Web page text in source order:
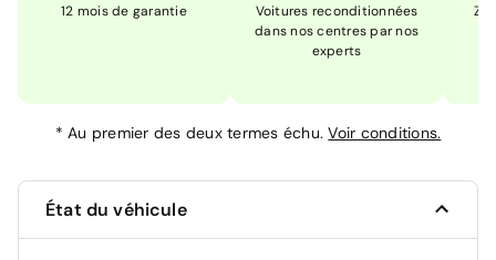
12 mois de garantie
Voitures reconditionnées
dans nos centres par nos
experts
*Au premier des deux termes échu.Voir conditions.
État du véhicule